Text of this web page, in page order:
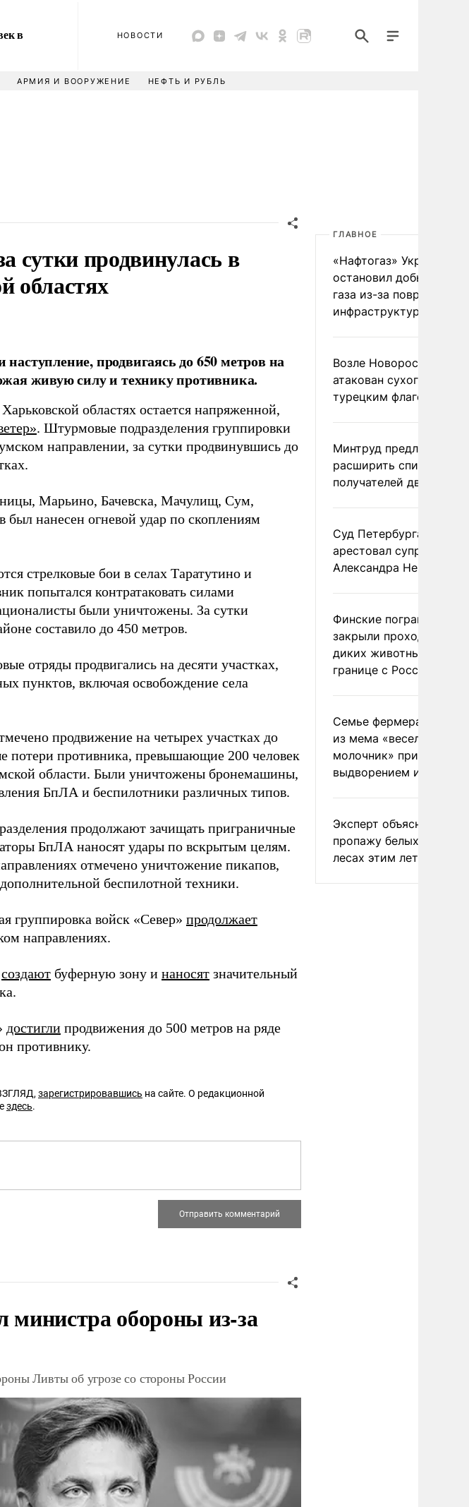
в
НОВОСТИ
АРМИЯ И ВООРУЖЕНИЕ НЕФТЬ И РУБЛЬ
сутки продвинулась в
областях
продвигаясь до 650 метров на
живую силу и технику противника.
областях остается напряженной,
. Штурмовые подразделения группировки
направлении, за сутки продвинувшись до
Марьино, Бачевска, Мачулищ, Сум,
нанесен огневой удар по скоплениям
стрелковые бои в селах Таратутино и
попытался контратаковать силами
были уничтожены. За сутки
составило до 450 метров.
отряды продвигались на десяти участках,
пунктов, включая освобождение села
продвижение на четырех участках до
потери противника, превышающие 200 человек
области. Были уничтожены бронемашины,
БпЛА и беспилотники различных типов.
продолжают зачищать приграничные
БпЛА наносят удары по вскрытым целям.
отмечено уничтожение пикапов,
беспилотной техники.
группировка войск «Север» продолжает
направлениях.
создают буферную зону и наносят значительный
достигли продвижения до 500 метров на ряде
противнику.
зарегистрировавшись на сайте. О редакционной
здесь.
обороны из-за
Ливты об угрозе со стороны России
ГЛАВНОЕ
«Нафтогаз» Украины
остановил добычу
газа из-за повреждения
инфраструктуры
Возле Новороссийска
атакован сухогруз под
турецким флагом
Минтруд предложил
расширить список
получателей двух
Суд Петербурга заочно
арестовал супругу
Александра Невзорова
Финские пограничники
закрыли проходы для
диких животных на
границе с Россией
Семье фермера
из мема «веселый
молочник» пригрозили
выдворением из
Эксперт объяснил
пропажу белых грибов
лесах этим летом